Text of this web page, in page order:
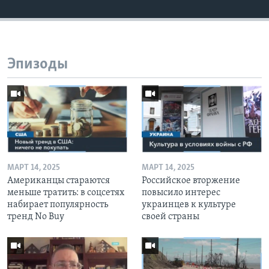
Эпизоды
МАРТ 14, 2025
Американцы стараются
меньше тратить: в соцсетях
набирает популярность
тренд No Buy
МАРТ 14, 2025
Российское вторжение
повысило интерес
украинцев к культуре
своей страны